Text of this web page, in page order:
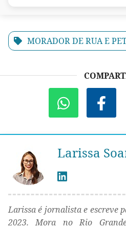
MORADOR DE RUA E
Larissa
Larissa é jornalista e escreve
2023. Mora no Rio